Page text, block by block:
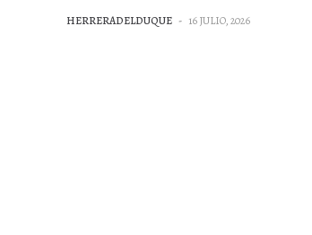
HERRERADELDUQUE - 16 JULIO, 2026